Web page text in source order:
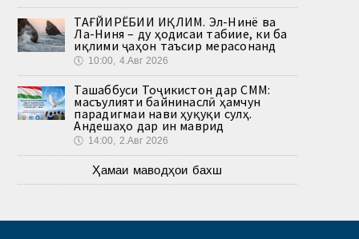
ТАҒЙИРЁБИИ ИҚЛИМ. Эл-Нинё ва
Ла-Ниня – ду ҳодисаи табиие, ки ба
иқлими ҷаҳон таъсир мерасонанд
🕔 10:00, 4.Авг 2026
Ташаббуси Тоҷикистон дар СММ:
масъулияти байнинаслӣ ҳамчун
парадигмаи нави ҳуқуқи сулҳ.
Андешаҳо дар ин маврид
🕔 14:00, 2.Авг 2026
Ҳамаи маводҳои бахш